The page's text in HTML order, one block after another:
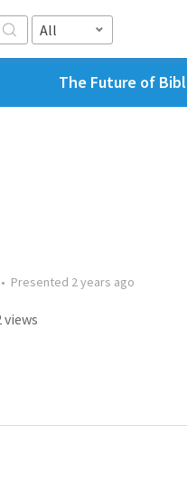
All
The Future of
• Presented 2 years ago
views